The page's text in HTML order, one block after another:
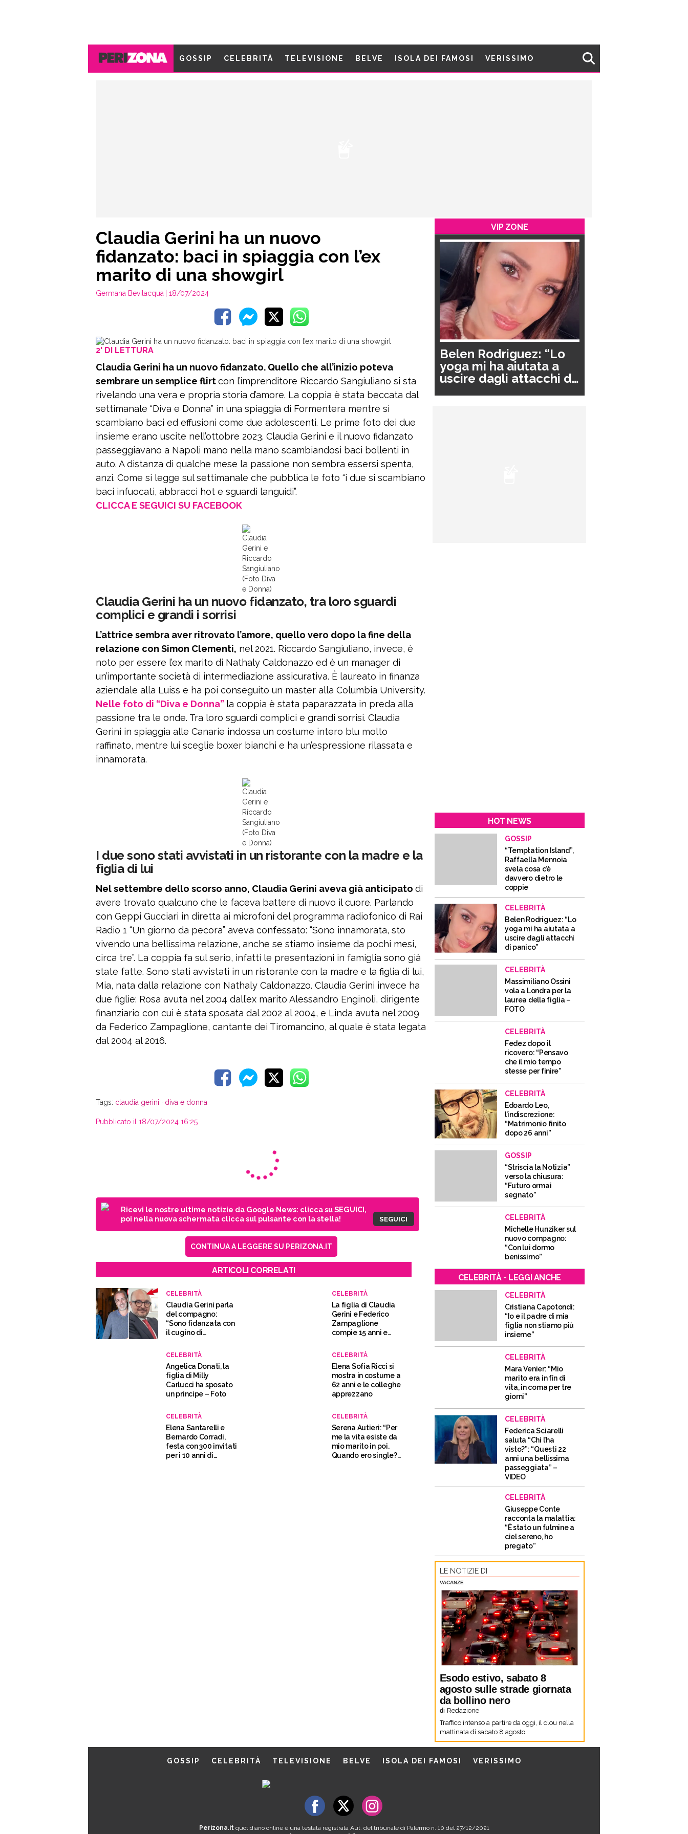
GOSSIP CELEBRITÀ TELEVISIONE BELVE ISOLA DEI FAMOSI VERISSIMO
Claudia Gerini ha un nuovo
fidanzato: baci in spiaggia con l’ex
marito di una showgirl
Germana Bevilacqua | 18/07/2024
2' DI LETTURA
Claudia Gerini ha un nuovo fidanzato. Quello che all’inizio poteva
sembrare un semplice flirtcon l’imprenditore Riccardo Sangiuliano si sta
rivelando una vera e propria storia d’amore. La coppia è stata beccata dal
settimanale “Diva e Donna” in una spiaggia di Formentera mentre si
scambiano baci ed effusioni come due adolescenti. Le prime foto dei due
insieme erano uscite nell’ottobre 2023. Claudia Gerini e il nuovo fidanzato
passeggiavano a Napoli mano nella mano scambiandosi baci bollenti in
auto. A distanza di qualche mese la passione non sembra essersi spenta,
anzi. Come si legge sul settimanale che pubblica le foto “i due si scambiano
baci infuocati, abbracci hot e sguardi languidi”.
CLICCA E SEGUICI SU FACEBOOK
Claudia
Gerini e
Riccardo
Sangiuliano
(Foto Diva
e Donna)
Claudia Gerini ha un nuovo fidanzato, tra loro sguardi
complici e grandi i sorrisi
L’attrice sembra aver ritrovato l’amore, quello vero dopo la fine della
relazione con Simon Clementi, nel 2021. Riccardo Sangiuliano, invece, è
noto per essere l’ex marito di Nathaly Caldonazzo ed è un manager di
un’importante società di intermediazione assicurativa. È laureato in finanza
aziendale alla Luiss e ha poi conseguito un master alla Columbia University.
Nelle foto di “Diva e Donna” la coppia è stata paparazzata in preda alla
passione tra le onde. Tra loro sguardi complici e grandi sorrisi. Claudia
Gerini in spiaggia alle Canarie indossa un costume intero blu molto
raffinato, mentre lui sceglie boxer bianchi e ha un’espressione rilassata e
innamorata.
Claudia
Gerini e
Riccardo
Sangiuliano
(Foto Diva
e Donna)
I due sono stati avvistati in un ristorante con la madre e la
figlia di lui
Nel settembre dello scorso anno, Claudia Gerini aveva già anticipato di
avere trovato qualcuno che le faceva battere di nuovo il cuore. Parlando
con Geppi Gucciari in diretta ai microfoni del programma radiofonico di Rai
Radio 1 “Un giorno da pecora” aveva confessato: “Sono innamorata, sto
vivendo una bellissima relazione, anche se stiamo insieme da pochi mesi,
circa tre”. La coppia fa sul serio, infatti le presentazioni in famiglia sono già
state fatte. Sono stati avvistati in un ristorante con la madre e la figlia di lui,
Mia, nata dalla relazione con Nathaly Caldonazzo. Claudia Gerini invece ha
due figlie: Rosa avuta nel 2004 dall’ex marito Alessandro Enginoli, dirigente
finanziario con cui è stata sposata dal 2002 al 2004, e Linda avuta nel 2009
da Federico Zampaglione, cantante dei Tiromancino, al quale è stata legata
dal 2004 al 2016.
Tags: claudia gerini · diva e donna
Pubblicato il 18/07/2024 16:25
Ricevi le nostre ultime notizie da Google News: clicca su SEGUICI,
poi nella nuova schermata clicca sul pulsante con la stella!
SEGUICI
CONTINUA A LEGGERE SU PERIZONA.IT
ARTICOLI CORRELATI
CELEBRITÀ
Claudia Gerini parla
del compagno:
“Sono fidanzata con
il cugino di
CELEBRITÀ
La figlia di Claudia
Gerini e Federico
Zampaglione
compie 15 anni e
genitori – Foto
CELEBRITÀ
Angelica Donati, la
figlia di Milly
Carlucci ha sposato
un principe – Foto
CELEBRITÀ
Elena Sofia Ricci si
mostra in costume a
62 anni e le colleghe
apprezzano
CELEBRITÀ
Elena Santarelli e
Bernardo Corradi,
festa con 300 invitati
per i 10 anni di
CELEBRITÀ
Serena Autieri: “Per
me la vita esiste da
mio marito in poi.
Quando ero single?
VIP ZONE
Belen Rodriguez: “Lo
yoga mi ha aiutata a
uscire dagli attacchi di
HOT NEWS
GOSSIP
“Temptation Island”,
Raffaella Mennoia
svela cosa c’è
davvero dietro le
coppie
CELEBRITÀ
Belen Rodriguez: “Lo
yoga mi ha aiutata a
uscire dagli attacchi
di panico”
CELEBRITÀ
Massimiliano Ossini
vola a Londra per la
laurea della figlia –
FOTO
CELEBRITÀ
Fedez dopo il
ricovero: “Pensavo
che il mio tempo
stesse per finire”
CELEBRITÀ
Edoardo Leo,
l’indiscrezione:
“Matrimonio finito
dopo 26 anni”
GOSSIP
“Striscia la Notizia”
verso la chiusura:
“Futuro ormai
segnato”
CELEBRITÀ
Michelle Hunziker sul
nuovo compagno:
“Con lui dormo
benissimo”
CELEBRITÀ - LEGGI ANCHE
CELEBRITÀ
Cristiana Capotondi:
“Io e il padre di mia
figlia non stiamo più
insieme”
CELEBRITÀ
Mara Venier: “Mio
marito era in fin di
vita, in coma per tre
giorni”
CELEBRITÀ
Federica Sciarelli
saluta “Chi l’ha
visto?”: “Questi 22
anni una bellissima
passeggiata” –
VIDEO
CELEBRITÀ
Giuseppe Conte
racconta la malattia:
“È stato un fulmine a
ciel sereno, ho
pregato”
LE NOTIZIE DI
VACANZE
Esodo estivo, sabato 8
agosto sulle strade giornata
da bollino nero
di Redazione
Traffico intenso a partire da oggi, il clou nella
mattinata di sabato 8 agosto
GOSSIP CELEBRITÀ TELEVISIONE BELVE ISOLA DEI FAMOSI VERISSIMO
Perizona.itquotidiano online è una testata registrata Aut. del tribunale di Palermo n. 10 del 27/12/2021